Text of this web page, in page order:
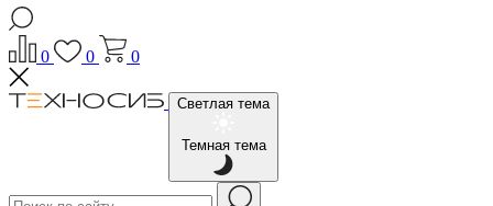
0 0 0
Светлая тема
Темная тема